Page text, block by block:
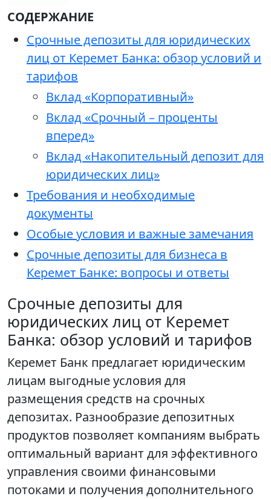
СОДЕРЖАНИЕ
Срочные депозиты для юридических
лиц от Керемет Банка: обзор условий и
тарифов
Вклад «Корпоративный»
Вклад «Срочный – проценты
вперед»
Вклад «Накопительный депозит для
юридических лиц»
Требования и необходимые
документы
Особые условия и важные замечания
Срочные депозиты для бизнеса в
Керемет Банке: вопросы и ответы
Срочные депозиты для
юридических лиц от Керемет
Банка: обзор условий и тарифов
Керемет Банк предлагает юридическим
лицам выгодные условия для
размещения средств на срочных
депозитах. Разнообразие депозитных
продуктов позволяет компаниям выбрать
оптимальный вариант для эффективного
управления своими финансовыми
потоками и получения дополнительного